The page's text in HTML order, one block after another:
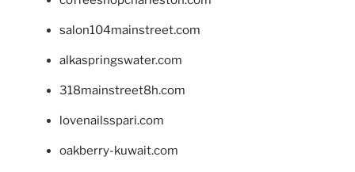
salon104mainstreet.com
alkaspringswater.com
318mainstreet8h.com
lovenailsspari.com
oakberry-kuwait.com